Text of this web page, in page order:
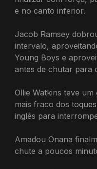
e no canto inferior.
Jacob Ramsey
intervalo,
Young Boys e
antes de chutar para
Ollie Watkins teve
mais fraco dos
inglês para
Amadou Onana
chute a poucos